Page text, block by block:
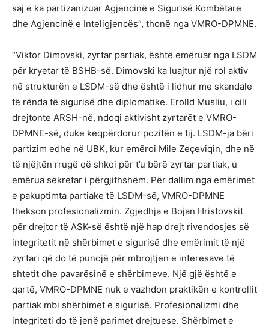
saj e ka partizanizuar Agjencinë e Sigurisë Kombëtare
dhe Agjencinë e Inteligjencës”, thonë nga VMRO-DPMNE.
“Viktor Dimovski, zyrtar partiak, është emëruar nga LSDM
për kryetar të BSHB-së. Dimovski ka luajtur një rol aktiv
në strukturën e LSDM-së dhe është i lidhur me skandale
të rënda të sigurisë dhe diplomatike. Erolld Musliu, i cili
drejtonte ARSH-në, ndoqi aktivisht zyrtarët e VMRO-
DPMNE-së, duke keqpërdorur pozitën e tij. LSDM-ja bëri
partizim edhe në UBK, kur emëroi Mile Zeçeviqin, dhe në
të njëjtën rrugë që shkoi për t’u bërë zyrtar partiak, u
emërua sekretar i përgjithshëm. Për dallim nga emërimet
e pakuptimta partiake të LSDM-së, VMRO-DPMNE
thekson profesionalizmin. Zgjedhja e Bojan Hristovskit
për drejtor të ASK-së është një hap drejt rivendosjes së
integritetit në shërbimet e sigurisë dhe emërimit të një
zyrtari që do të punojë për mbrojtjen e interesave të
shtetit dhe pavarësinë e shërbimeve. Një gjë është e
qartë, VMRO-DPMNE nuk e vazhdon praktikën e kontrollit
partiak mbi shërbimet e sigurisë. Profesionalizmi dhe
integriteti do të jenë parimet drejtuese. Shërbimet e